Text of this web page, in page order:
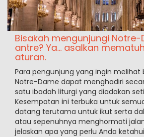
Bisakah mengunjungi
antre? Ya... asalkan
aturan.
Para pengunjung yang ingin melihat
Notre-Dame dapat menghadiri
satu ibadah liturgi yang diadakan
Kesempatan ini terbuka untuk
datang terutama untuk ikut serta
atau sepenuhnya menghormati
jelaskan apa yang perlu Anda